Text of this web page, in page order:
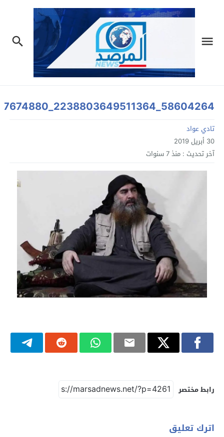
58604264_2238803649511364_228928865047674880_n
تادي عواد
30 أبريل 2019
آخر تحديث : منذ 7 سنوات
رابط مختصر
اترك تعليق